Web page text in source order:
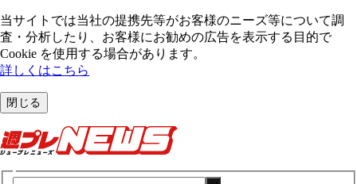
当サイトでは当社の提携先等がお客様のニーズ等について調
査・分析したり、お客様にお勧めの広告を表⽰する⽬的で
Cookie を使⽤する場合があります。
詳しくはこちら
閉じる